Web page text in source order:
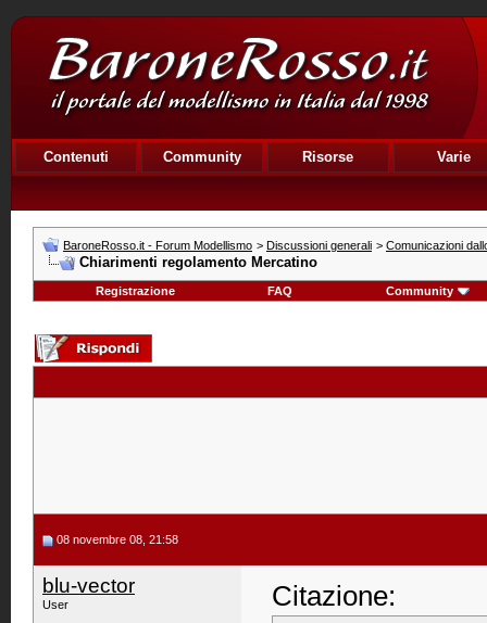
Contenuti Community Risorse Varie
BaroneRosso.it - Forum Modellismo > Discussioni generali > Comunicazioni
Chiarimenti regolamento Mercatino
Registrazione FAQ Community
08 novembre 08, 21:58
blu-vector
User
Citazione: